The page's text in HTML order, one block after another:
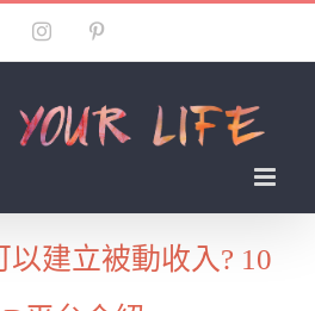
FacebookInstagram
建立被動收入? 10